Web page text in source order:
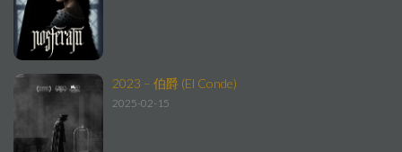
2023 – 伯爵 (El Conde)
2025-02-15